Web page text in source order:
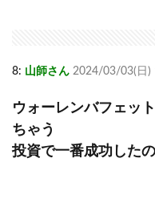
8: 山師さん 2024/03/03(日)
ウォーレンバフェッ
ちゃう
投資で一番成功した